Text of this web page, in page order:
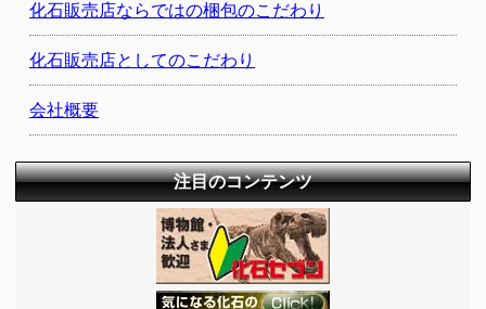
化石販売店ならではの梱包のこだわり
化石販売店としてのこだわり
会社概要
注目のコンテンツ